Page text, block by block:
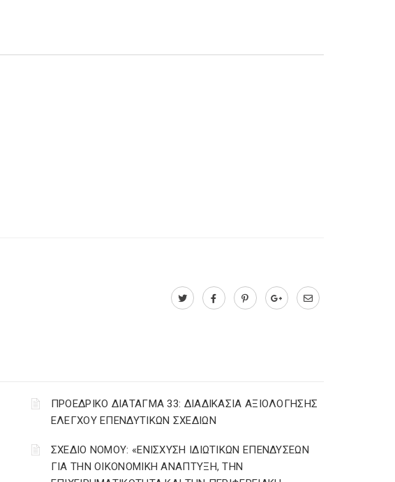
ΠΡΟΕΔΡΙΚΟ ΔΙΑΤΑΓΜΑ 33: ΔΙΑΔΙΚΑΣΙΑ ΑΞΙΟΛΟΓΗΣΗΣ
ΕΛΕΓΧΟΥ ΕΠΕΝΔΥΤΙΚΩΝ ΣΧΕΔΙΩΝ
ΣΧΕΔΙΟ ΝΟΜΟΥ: «ΕΝΙΣΧΥΣΗ ΙΔΙΩΤΙΚΩΝ ΕΠΕΝΔΥΣΕΩΝ
ΓΙΑ ΤΗΝ ΟΙΚΟΝΟΜΙΚΗ ΑΝΑΠΤΥΞΗ, ΤΗΝ